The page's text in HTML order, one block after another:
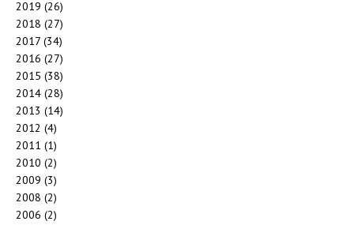
2019 (26)
2018 (27)
2017 (34)
2016 (27)
2015 (38)
2014 (28)
2013 (14)
2012 (4)
2011 (1)
2010 (2)
2009 (3)
2008 (2)
2006 (2)